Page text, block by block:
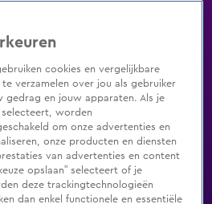
Zenders Genres
inlogShop
cookies en vergelijkbare
verzamelen over jou als gebruiker
gedrag en jouw apparaten. Als je
selecteert, worden
om onze advertenties en
onze producten en diensten
van advertenties en content
opslaan” selecteert of je
deze trackingtechnologieën
dan enkel functionele en essentiële